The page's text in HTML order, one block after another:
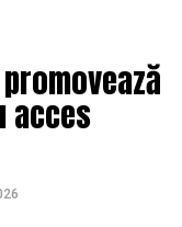
acces